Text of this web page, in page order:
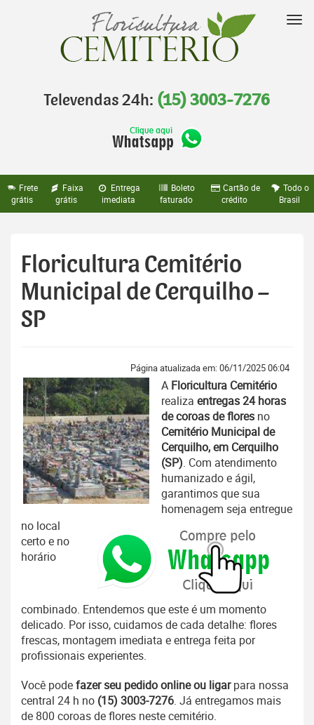
Televendas 24h: (15) 3003-7276
Frete
grátis
Faixa
grátis
Entrega
imediata
Boleto
faturado
Cartão de
crédito
Todo o
Brasil
Floricultura Cemitério
Municipal de Cerquilho –
SP
Página atualizada em: 06/11/2025 06:04
A Floricultura Cemitério
realiza entregas 24 horas
de coroas de flores no
Cemitério Municipal de
Cerquilho, em Cerquilho
(SP). Com atendimento
humanizado e ágil,
garantimos que sua
homenagem seja entregue
no local
certo e no
horário
combinado. Entendemos que este é um momento
delicado. Por isso, cuidamos de cada detalhe: flores
frescas, montagem imediata e entrega feita por
profissionais experientes.
Você podefazer seu pedido online ou ligarpara nossa
central 24 h no (15) 3003-7276. Já entregamos mais
de 800 coroas de flores neste cemitério.